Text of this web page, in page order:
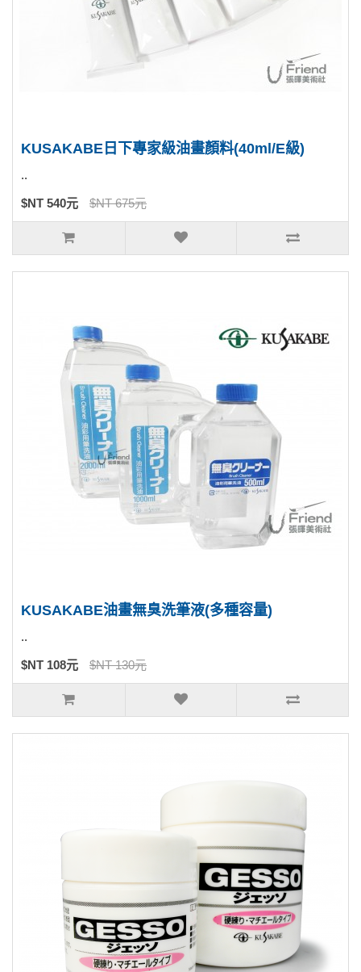
KUSAKABE日下專家級油畫顏料(40ml/E級)
..
$NT 540元 $NT 675元
KUSAKABE油畫無臭洗筆液(多種容量)
..
$NT 108元 $NT 130元